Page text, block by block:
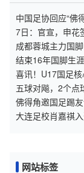
中国足协回应“佛
7日：官宣，申花
万报价被放弃
成都蓉城主力国
外
结束16年国脚生
都已结束
喜讯！U17国足
期待
五球对飚，2个点
难了
佛得角邀国足踢
大连足校肖嘉祺
网站标签